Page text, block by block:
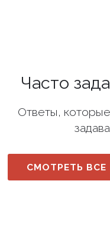
Часто
Ответы,
СМОТРЕТЬ ВСЕ